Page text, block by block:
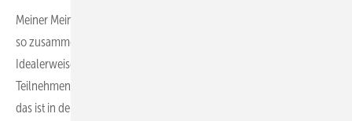
Meiner Meinung ist es für den Erfolg wichtig, die Gruppenmitglieder
so zusammenzubringen, dass letztendlich jeder etwas davon hat.
Idealerweise wären es homogene Gruppen, in denen die
Teilnehmenden aus ähnlichen Betriebsstrukturen kommen – doch
das ist in der Realität meist schwer umzusetzen. Darüber hinaus ist